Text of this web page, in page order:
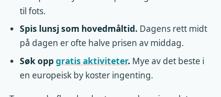
til fots.
Spis lunsj som hovedmåltid. Dagens rett midt
på dagen er ofte halve prisen av middag.
Søk oppgratis aktiviteter. Mye av det beste i
en europeisk by koster ingenting.